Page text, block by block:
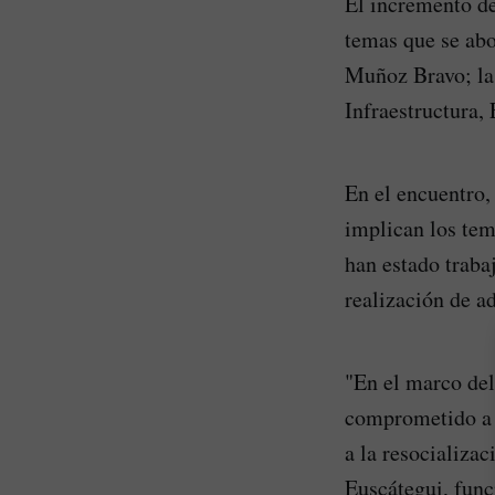
temas que se
Muñoz Bravo;
Infraestructura,
En el
implican los
han estado
realización de
"En el marco
comprometido
a la
Euscátegui,